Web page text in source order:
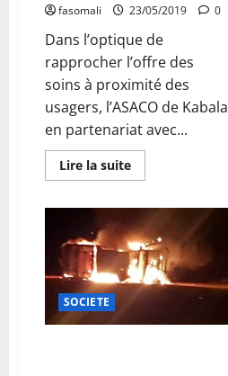
600
de
dons
en
nature
réalisées
par
la
Fondation
Orange
fasomali 23/05/2019 0
Dans l’optique de
rapprocher l’offre des
soins à proximité des
usagers, l’ASACO de Kabala
en partenariat avec...
Lire la suiteEn
savoir
Kabala
:
La
maternité
rénovée
et
rebaptisée
«
Diop
SOCIETE